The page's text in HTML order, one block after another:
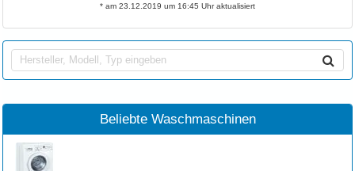
* am 23.12.2019 um 16:45 Uhr aktualisiert
Beliebte Waschmaschinen